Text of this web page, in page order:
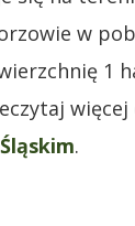
w
1
więcej
.